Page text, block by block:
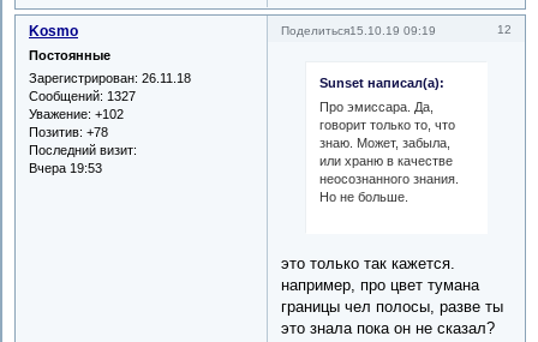
Поделиться 12
15.10.19 09:19
Kosmo
Постоянные
Зарегистрирован: 26.11.18
Сообщений: 1327
Уважение: +102
Позитив: +78
Последний визит:
Вчера 19:53
Sunset написал(а):
Про эмиссара. Да,
говорит только то, что
знаю. Может, забыла,
или храню в качестве
неосознанного знания.
Но не больше.
это только так кажется.
например, про цвет тумана
границы чел полосы, разве ты
это знала пока он не сказал?